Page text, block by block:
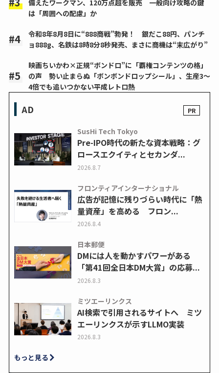
備えたワークマン、120万点超を販売 一般向け攻略の鍵
は「周囲への配慮」か
令和8年8月8日に“888商戦”勃発！ 銀だこ88円、パンチ
ョ888g、名鉄は8時8分8秒発売、まさに商機は“末広がり”
映画ちいかわ×正規“ボンドロ”に「覇権コンテンツの格」
の声 勢い止まらぬ「ボンボンドロップシール」、生産3～
4倍でも追いつかない平成レトロ熱
AD
SusHi Tech Tokyo
Pre-IPO時代の新たな資本戦略：グ
ロースエクイティとセカンダ...
2026.8.7
フロンティアインターナショナル
広告が記憶に残りづらい時代に「熱
量資産」を高める フロン...
2026.8.4
日本郵便
DMには人を動かすパワーがある
「第41回全日本DM大賞」の応募...
2026.8.3
ミツエーリンクス
AI検索で引用されるサイトへ ミツ
エーリンクスが示すLLMO実装
2026.8.3
もっと見る